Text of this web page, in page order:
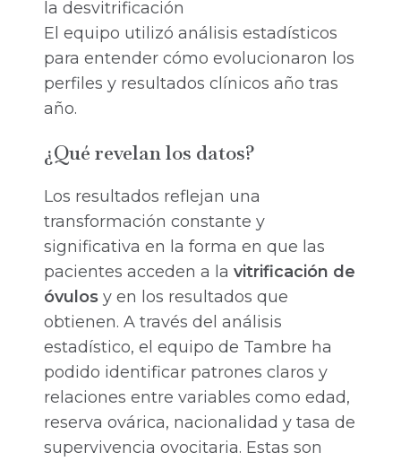
la desvitrificación
El equipo utilizó análisis estadísticos
para entender cómo evolucionaron los
perfiles y resultados clínicos año tras
año.
¿Qué revelan los datos?
Los resultados reflejan una
transformación constante y
significativa en la forma en que las
pacientes acceden a la vitrificación de
óvulos y en los resultados que
obtienen. A través del análisis
estadístico, el equipo de Tambre ha
podido identificar patrones claros y
relaciones entre variables como edad,
reserva ovárica, nacionalidad y tasa de
supervivencia ovocitaria. Estas son